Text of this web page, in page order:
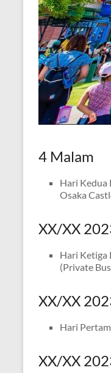
4 Malam
Hari Kedua
Osaka
XX/XX
Hari Ketiga
(Private
XX/XX
Hari
XX/XX